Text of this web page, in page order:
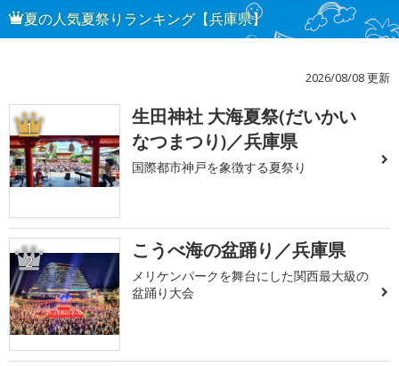
夏の人気夏祭りランキング【兵庫県】
2026/08/08 更新
1
生田神社 大海夏祭(だいかい
なつまつり)／兵庫県
国際都市神戸を象徴する夏祭り
2 こうべ海の盆踊り／兵庫県
メリケンパークを舞台にした関西最大級の
盆踊り大会